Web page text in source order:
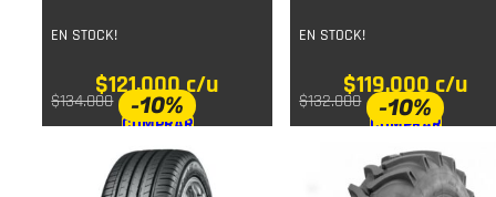
EN STOCK!
$121.000c/u
$134.000
COMPRAR
EN STOCK!
$119.000c/u
$132.000
COMPRAR
-10% -10%